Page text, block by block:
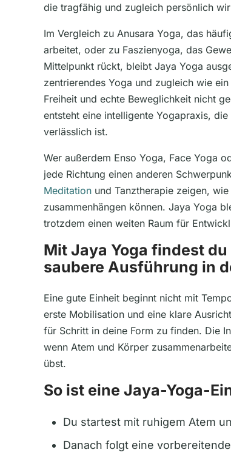
die tragfähig und zugleich persönlich
Im Vergleich zu Anusara Yoga, das
arbeitet, oder zu Faszienyoga, das
Mittelpunkt rückt, bleibt Jaya Yoga
zentrierendes Yoga und zugleich wie
Freiheit und echte Beweglichkeit nicht
entsteht eine intelligente Yogapraxis,
verlässlich ist.
Wer außerdem Enso Yoga, Face Yoga
jede Richtung einen anderen
Meditation und Tanztherapie zeigen,
zusammenhängen können. Jaya Yoga
trotzdem einen weiten Raum für
Mit Jaya Yoga findest
saubere Ausführung in
Eine gute Einheit beginnt nicht mit
erste Mobilisation und eine klare
für Schritt in deine Form zu finden. Die
wenn Atem und Körper
übst.
So ist eine Jaya-Yoga-
Du startest mit ruhigem Atem
Danach folgt eine